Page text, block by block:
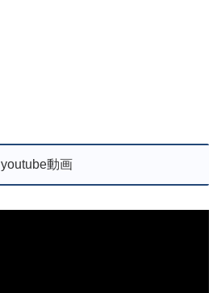
youtube動画